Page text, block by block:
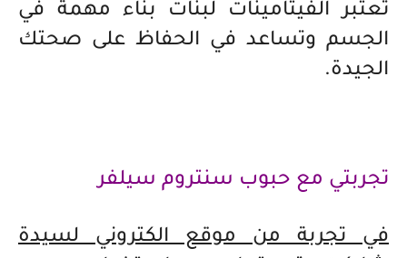
تعتبر الفيتامينات لبنات بناء مهمة في
الجسم وتساعد في الحفاظ على صحتك
الجيدة.
تجربتي مع حبوب سنتروم سيلفر
في تجربة من موقع الكتروني لسيدة